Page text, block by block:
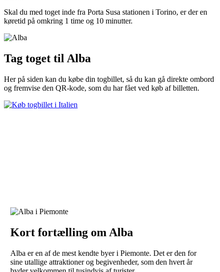
Skal du med toget inde fra Porta Susa stationen i Torino, er der en
køretid på omkring 1 time og 10 minutter.
Tag toget til Alba
Her på siden kan du købe din togbillet, så du kan gå direkte ombord
og fremvise den QR-kode, som du har fået ved køb af billetten.
Kort fortælling om Alba
Alba er en af de mest kendte byer i Piemonte. Det er den for
sine utallige attraktioner og begivenheder, som den hvert år